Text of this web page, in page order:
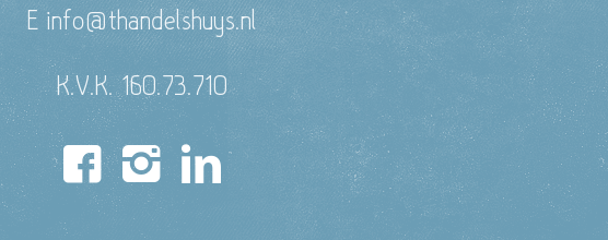
E info@thandelshuys.nl
K.V.K. 160.73.710